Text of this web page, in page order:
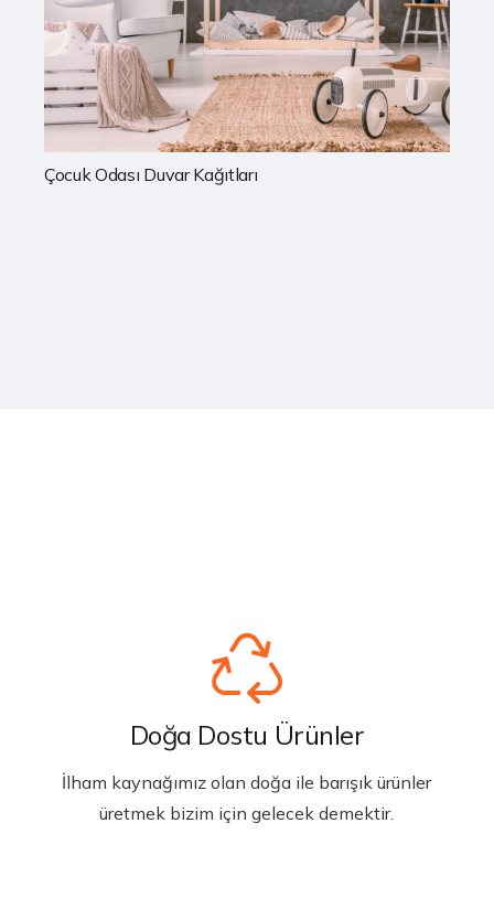
Mutfak Duvar Kağıtları
Doğa Dostu Ürünler
İlham kaynağımız olan doğa ile barışık ürünler
üretmek bizim için gelecek demektir.